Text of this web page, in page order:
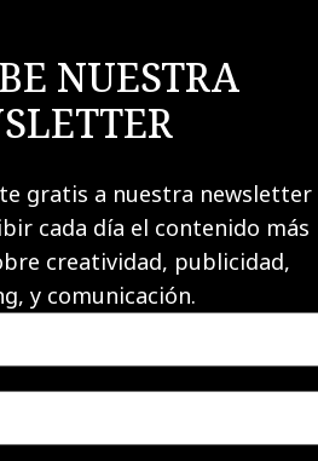
NUESTRA
gratis a nuestra newsletter
cada día el contenido más
creatividad, publicidad,
y comunicación.